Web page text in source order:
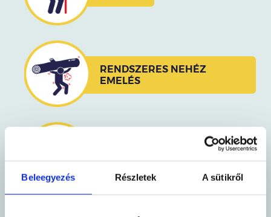
Beleegyezés Részletek A sütikről
RENDSZERES NEHÉZ
EMELÉS